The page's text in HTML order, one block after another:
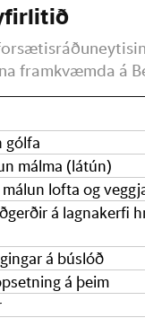
framkvæmda á
gólfa
málma (látún)
lofta og
á lagnakerfi
á búslóð
á þeim